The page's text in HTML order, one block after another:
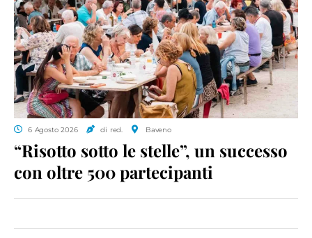
6 Agosto 2026 di red. Baveno
“Risotto sotto le stelle”, un successo
con oltre 500 partecipanti